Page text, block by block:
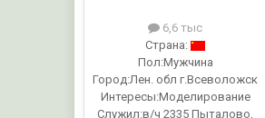
6,6 тыс
Страна:
Пол:Мужчина
Город:Лен. обл г.Всеволожск
Интересы:Моделирование
Служил:в/ч 2335 Пыталово,